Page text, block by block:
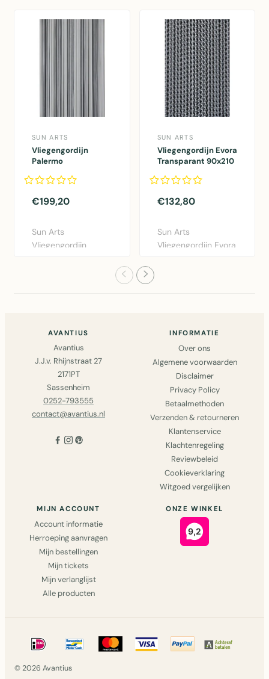
SUN ARTS
Vliegengordijn
Palermo
100x232 cm
€199,20
Sun Arts
Vliegengordijn
SUN ARTS
Vliegengordijn Evora
Transparant 90x210
€132,80
Sun Arts
Vliegengordijn Evora
AVANTIUS
Avantius
J.J.v. Rhijnstraat 27
2171PT
Sassenheim
0252-793555
contact@avantius.nl
INFORMATIE
Over ons
Algemene voorwaarden
Disclaimer
Privacy Policy
Betaalmethoden
Verzenden & retourneren
Klantenservice
Klachtenregeling
Reviewbeleid
Cookieverklaring
Witgoed vergelijken
MIJN ACCOUNT
Account informatie
Herroeping aanvragen
Mijn bestellingen
Mijn tickets
Mijn verlanglijst
Alle producten
ONZE WINKEL
© 2026 Avantius